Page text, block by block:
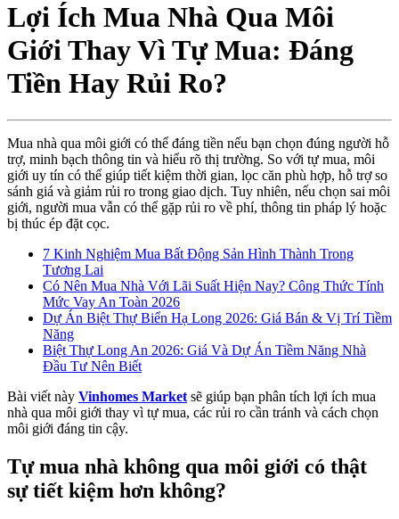
Lợi Ích Mua Nhà Qua Môi
Giới Thay Vì Tự Mua: Đáng
Tiền Hay Rủi Ro?
Mua nhà qua môi giới có thể đáng tiền nếu bạn chọn đúng người hỗ
trợ, minh bạch thông tin và hiểu rõ thị trường. So với tự mua, môi
giới uy tín có thể giúp tiết kiệm thời gian, lọc căn phù hợp, hỗ trợ so
sánh giá và giảm rủi ro trong giao dịch. Tuy nhiên, nếu chọn sai môi
giới, người mua vẫn có thể gặp rủi ro về phí, thông tin pháp lý hoặc
bị thúc ép đặt cọc.
7 Kinh Nghiệm Mua Bất Động Sản Hình Thành Trong
Tương Lai
Có Nên Mua Nhà Với Lãi Suất Hiện Nay? Công Thức Tính
Mức Vay An Toàn 2026
Dự Án Biệt Thự Biển Hạ Long 2026: Giá Bán & Vị Trí Tiềm
Năng
Biệt Thự Long An 2026: Giá Và Dự Án Tiềm Năng Nhà
Đầu Tư Nên Biết
Bài viết này Vinhomes Market sẽ giúp bạn phân tích lợi ích mua
nhà qua môi giới thay vì tự mua, các rủi ro cần tránh và cách chọn
môi giới đáng tin cậy.
Tự mua nhà không qua môi giới có thật
sự tiết kiệm hơn không?